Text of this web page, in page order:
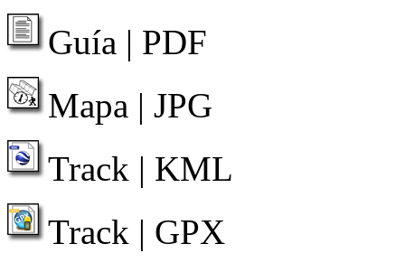
Guía | PDF
Mapa | JPG
Track | KML
Track | GPX